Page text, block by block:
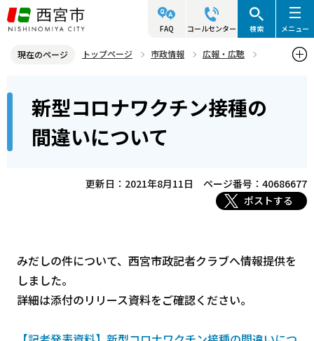
こ
の
ジ
頭
FAQ コールセンター 検索 メニュー
現在のページ トップページ 市政情報
広報・広聴
新型コロナワクチン接種の間違いについて
新型コロナワクチン接種の
間違いについて
更新日：2021年8月11日
ページ番号：40686677
ポストする
みだしの件について、西宮市政記者クラブへ情報提供を
しました。
詳細は添付のリリース資料をご確認ください。